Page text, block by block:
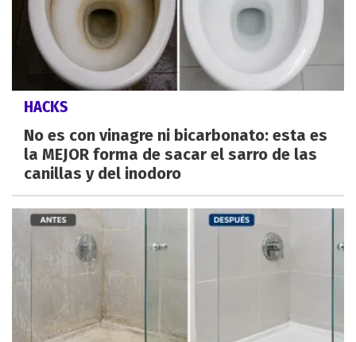
HACKS
No es con vinagre ni bicarbonato: esta es
la MEJOR forma de sacar el sarro de las
canillas y del inodoro